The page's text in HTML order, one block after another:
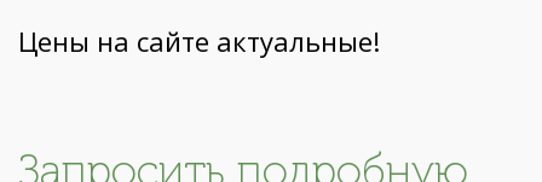
Цены на сайте актуальные!
Запросить подробную